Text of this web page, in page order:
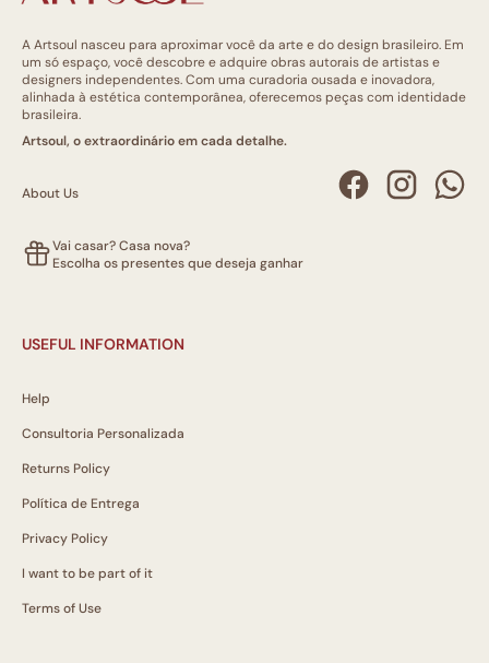
A Artsoul nasceu para aproximar você da arte e do design brasileiro. Em
um só espaço, você descobre e adquire obras autorais de artistas e
designers independentes. Com uma curadoria ousada e inovadora,
alinhada à estética contemporânea, oferecemos peças com identidade
brasileira.
Artsoul, o extraordinário em cada detalhe.
About Us
Vai casar? Casa nova?
Escolha os presentes que deseja ganhar
USEFUL INFORMATION
Help
Consultoria Personalizada
Returns Policy
Política de Entrega
Privacy Policy
I want to be part of it
Terms of Use